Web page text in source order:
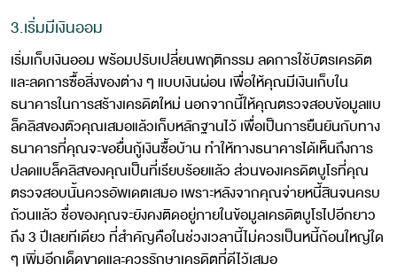
3.เริ่มมีเงินออม
เริ่มเก็บเงินออม พร้อมปรับเปลี่ยนพฤติกรรม ลดการใช้บัตรเครดิต
และลดการซื้อสิ่งของต่าง ๆ แบบเงินผ่อน เพื่อให้คุณมีเงินเก็บใน
ธนาคารในการสร้างเครดิตใหม่ นอกจากนี้ให้คุณตรวจสอบข้อมูลแบ
ล็คลิสของตัวคุณเสมอแล้วเก็บหลักฐานไว้ เพื่อเป็นการยืนยันกับทาง
ธนาคารที่คุณจะขอยื่นกู้เงินซื้อบ้าน ทำให้ทางธนาคารได้เห็นถึงการ
ปลดแบล็คลิสของคุณเป็นที่เรียบร้อยแล้ว ส่วนของเครดิตบูโรที่คุณ
ตรวจสอบนั้นควรอัพเดตเสมอ เพราะหลังจากคุณจ่ายหนี้สินจนครบ
ถ้วนแล้ว ชื่อของคุณจะยังคงติดอยู่ภายในข้อมูลเครดิตบูโรไปอีกยาว
ถึง 3 ปีเลยทีเดียว ที่สำคัญคือในช่วงเวลานี้ไม่ควรเป็นหนี้ก้อนใหญ่ใด
ๆ เพิ่มอีกเด็ดขาดและควรรักษาเครดิตที่ดีไว้เสมอ